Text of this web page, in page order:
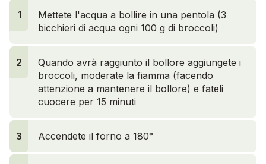
1
Mettete l'acqua a bollire in una pentola (3
bicchieri di acqua ogni 100 g di broccoli)
1
2
Quando avrà raggiunto il bollore aggiungete i
broccoli, moderate la fiamma (facendo
attenzione a mantenere il bollore) e fateli
cuocere per 15 minuti
3 Accendete il forno a 180°